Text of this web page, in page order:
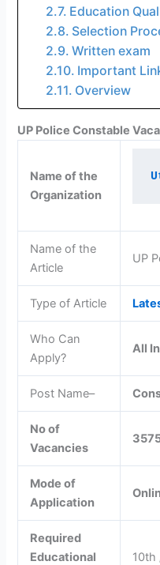
Education
Selection
Written exam
Important
Overview
UP Police Constable
Name of the
Organization
Name of the
Article
UP
Type of Article
Who Can
Apply?
All
Post Name–
No of
Vacancies
Mode of
Application
Required
Educational
10th